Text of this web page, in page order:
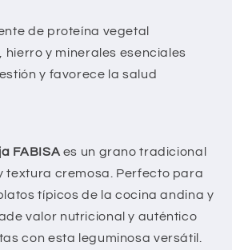
de proteína vegetal
hierro y minerales esenciales
y favorece la salud
FABISA es un grano tradicional
textura cremosa. Perfecto para
típicos de la cocina andina y
valor nutricional y auténtico
con esta leguminosa versátil.